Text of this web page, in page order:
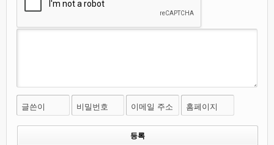
글쓴이 비밀번호 이메일 주소 홈페이지